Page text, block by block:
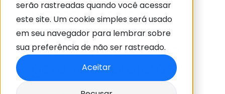
serão rastreadas quando você acessar
este site. Um cookie simples será usado
em seu navegador para lembrar sobre
sua preferência de não ser rastreado.
Aceitar
Como extrair o
melhor dela para
tomar decisões ao
gerenciar projetos?